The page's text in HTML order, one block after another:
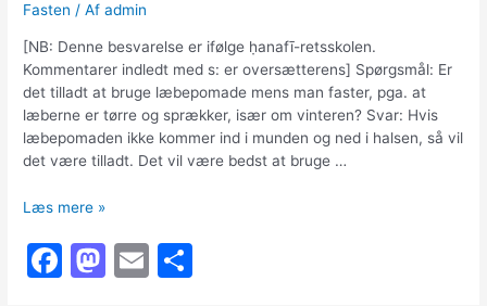
Fasten / Afadmin
[NB: Denne besvarelse er ifølge ḥanafī-retsskolen.
Kommentarer indledt med s: er oversætterens] Spørgsmål: Er
det tilladt at bruge læbepomade mens man faster, pga. at
læberne er tørre og sprækker, især om vinteren? Svar: Hvis
læbepomaden ikke kommer ind i munden og ned i halsen, så vil
det være tilladt. Det vil være bedst at bruge …
At
læbepomade
under
Læs mere »
F
M E